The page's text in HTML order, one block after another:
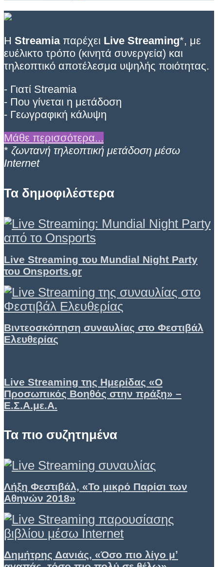
Η Streamiaπαρέχει Live Streaming*, με
ευέλικτο τρόπο (κινητά συνεργεία) και
τηλεοπτικό αποτέλεσμα υψηλής ποιότητας.
- Γιατί Streamia
- Που γίνεται η μετάδοση
- Γεωγραφική κάλυψη
Μάθε περισσότερα...
* ζωντανή τηλεοπτική μετάδοση μέσω
Internet
Τα δημοφιλέστερα
Live Streaming του Mundial Night Party
του Onsports.gr
Βιντεοσκόπηση συναυλίας στο Φεστιβάλ
Ελευθερίας
Live Streaming της Ημερίδας «Ο
Προσωπικός Βοηθός στην πράξη» –
Ε.Σ.Α.με.Α.
Τα πιο συζητημένα
Λήξη Φεστιβάλ, «Το μικρό Παρίσι των
Αθηνών 2018»
Δημήτρης Δανιάς, «Όσο πιο λίγο μʼ